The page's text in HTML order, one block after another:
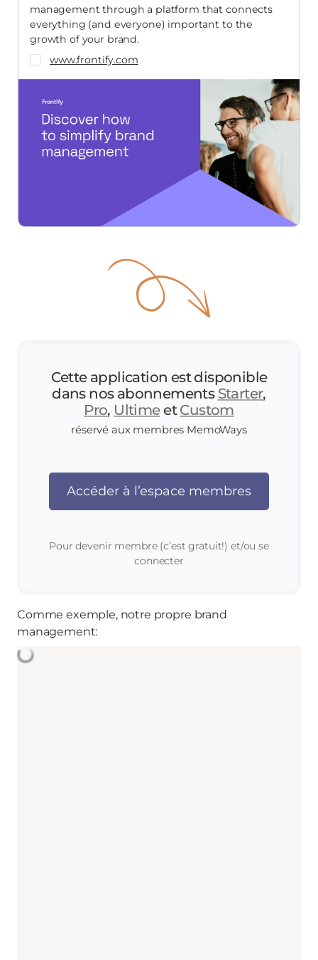
management through a platform that connects
everything (and everyone) important to the
growth of your brand.
www.frontify.com
Cette application est disponible
dans nos abonnements Starter,
Pro, UltimeetCustom
réservé aux membres MemoWays
Accéder à l’espace membres
Pour devenir membre (c’est gratuit!) et/ou se
connecter
Comme exemple, notre propre brand
management: